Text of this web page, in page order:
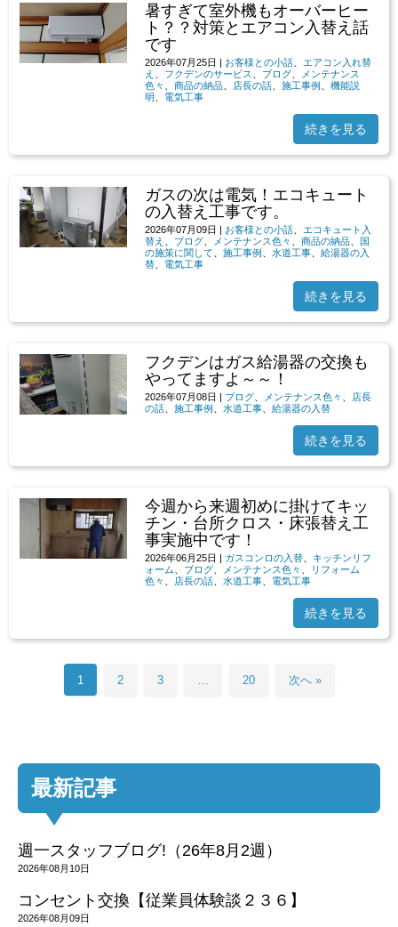
暑すぎて室外機もオーバーヒー
ト？？対策とエアコン入替え話
です
2026年07月25日 | お客様との小話
エアコン入れ替
え
フクデンのサービス ブログ
メンテナンス
色々
、商品の納品 店長の話 、施工事例 、機能説
明
電気工事
続きを見る
ガスの次は電気！エコキュート
の入替え工事です。
2026年07月09日 | お客様との小話
エコキュート入
替え
ブログ メンテナンス色々 、商品の納品
国
の施策に関して
、施工事例 、水道工事 、給湯器の入
替
電気工事
続きを見る
フクデンはガス給湯器の交換も
やってますよ～～！
2026年07月08日 | ブログ メンテナンス色々
店長
の話 、施工事例 、水道工事 、給湯器の入替
続きを見る
今週から来週初めに掛けてキッ
チン・台所クロス・床張替え工
事実施中です！
2026年06月25日 ガスコンロの入替
キッチンリフ
ォーム
ブログ メンテナンス色々
リフォーム
色々
店長の話 、水道工事 電気工事
続きを見る
1 2 3 … 20 次へ »
最新記事
週一スタッフブログ!（26年8月2週）
2026年08月10日
コンセント交換【従業員体験談２３６】
2026年08月09日